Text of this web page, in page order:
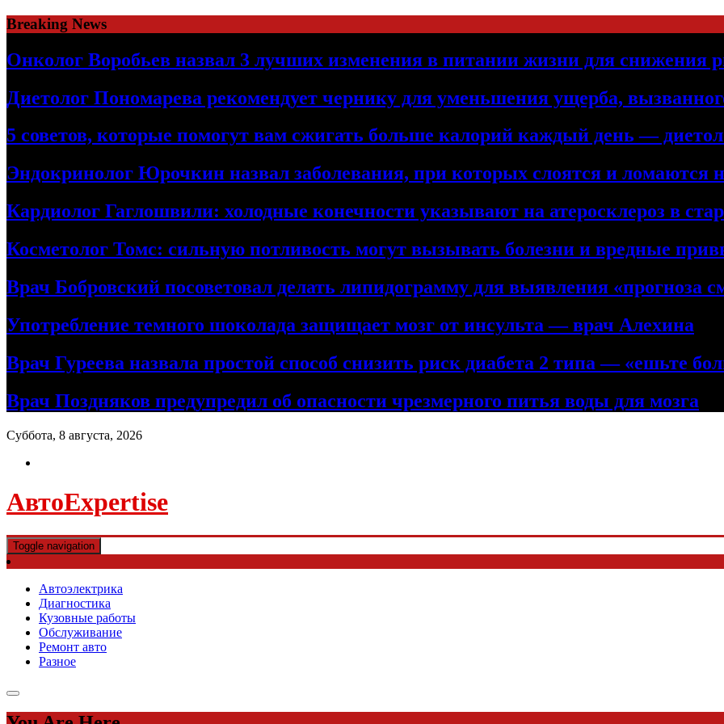
Skip
to
content
Breaking News
Онколог Воробьев назвал 3 лучших изменения в питании жизни для снижения
Диетолог Пономарева рекомендует чернику для уменьшения ущерба,
5 советов, которые помогут вам сжигать больше калорий каждый день —
Эндокринолог Юрочкин назвал заболевания, при которых слоятся и ломаются
Кардиолог Гаглошвили: холодные конечности указывают на атеросклероз в
Косметолог Томс: сильную потливость могут вызывать болезни и вредные
Врач Бобровский посоветовал делать липидограмму для выявления «прогноза
Употребление темного шоколада защищает мозг от инсульта — врач Алехина
Врач Гуреева назвала простой способ снизить риск диабета 2 типа — «ешьте
Врач Поздняков предупредил об опасности чрезмерного питья воды для мозга
Суббота, 8 августа, 2026
АвтоExpertise
Toggle navigation
Автоэлектрика
Диагностика
Кузовные работы
Обслуживание
Ремонт авто
Разное